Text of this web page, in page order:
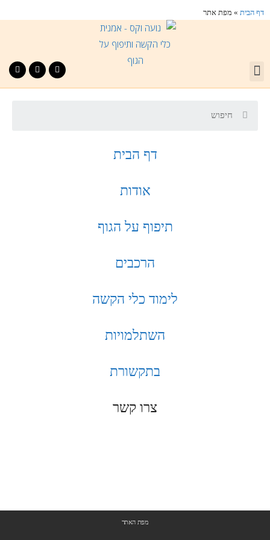
דף הבית » מפת אתר
דף הבית
אודות
תיפוף על הגוף
הרכבים
לימוד כלי הקשה
השתלמויות
בתקשורת
צרו קשר
מפת האתר